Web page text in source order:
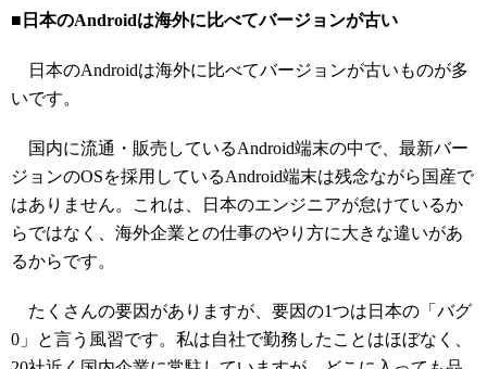
■日本のAndroidは海外に比べてバージョンが古い
日本のAndroidは海外に比べてバージョンが古いものが多
いです。
国内に流通・販売しているAndroid端末の中で、最新バー
ジョンのOSを採用しているAndroid端末は残念ながら国産で
はありません。これは、日本のエンジニアが怠けているか
らではなく、海外企業との仕事のやり方に大きな違いがあ
るからです。
たくさんの要因がありますが、要因の1つは日本の「バグ
0」と言う風習です。私は自社で勤務したことはほぼなく、